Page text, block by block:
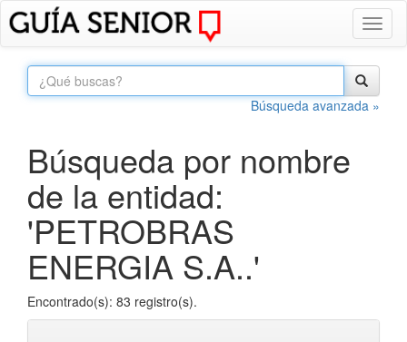
Búsqueda avanzada »
Búsqueda por nombre
de la entidad:
'PETROBRAS
ENERGIA S.A..'
Encontrado(s): 83 registro(s).